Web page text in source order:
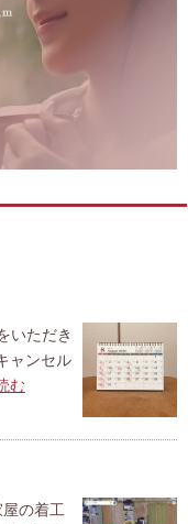
いただき
ャンセル
む
の着工